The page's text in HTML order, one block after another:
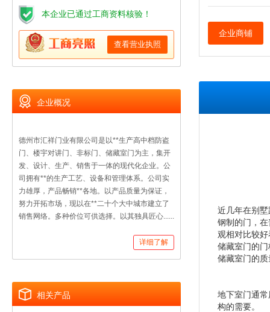
本企业已通过工商资料核验！
查看营业执照
企业概况
德州市汇祥门业有限公司是以**生产高中档防盗
门、楼宇对讲门、非标门、储藏室门为主，集开
发、设计、生产、销售于一体的现代化企业。公
司拥有**的生产工艺、设备和管理体系。公司实
力雄厚，产品畅销**各地。以产品质量为保证，
努力开拓市场，现以在**二十个大中城市建立了
销售网络。多种价位可供选择。以其独具匠心......
详细了解
相关产品
企业商铺
近几年在别
钢制的门，
观相对比较
储藏室门的
储藏室门的
地下室门通
构的需要。